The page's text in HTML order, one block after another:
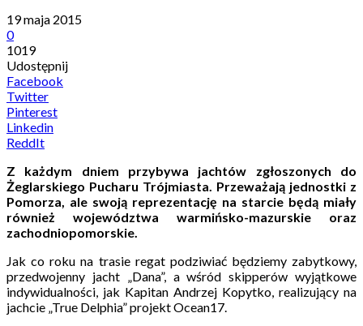
19 maja 2015
0
1019
Udostępnij
Facebook
Twitter
Pinterest
Linkedin
ReddIt
Z każdym dniem przybywa jachtów zgłoszonych do
Żeglarskiego Pucharu Trójmiasta. Przeważają jednostki z
Pomorza, ale swoją reprezentację na starcie będą miały
również województwa warmińsko-mazurskie oraz
zachodniopomorskie.
Jak co roku na trasie regat podziwiać będziemy zabytkowy,
przedwojenny jacht „Dana”, a wśród skipperów wyjątkowe
indywidualności, jak Kapitan Andrzej Kopytko, realizujący na
jachcie „True Delphia” projekt Ocean17.